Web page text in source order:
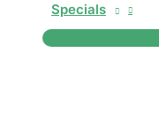
Specials